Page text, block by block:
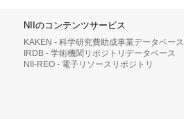
NIIのコンテンツサービス
KAKEN - 科学研究費助成事業データベース
IRDB - 学術機関リポジトリデータベース
NII-REO - 電子リソースリポジトリ